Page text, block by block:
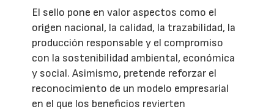
El sello pone en valor aspectos como el
origen nacional, la calidad, la trazabilidad, la
producción responsable y el compromiso
con la sostenibilidad ambiental, económica
y social. Asimismo, pretende reforzar el
reconocimiento de un modelo empresarial
en el que los beneficios revierten